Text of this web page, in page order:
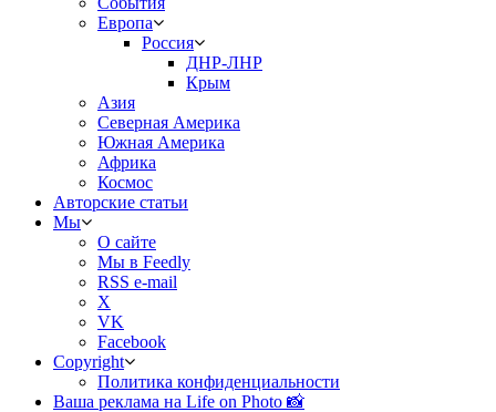
Европа
Россия
ДНР-ЛНР
Крым
Азия
Северная Америка
Южная Америка
Африка
Космос
Авторские статьи
Мы
О сайте
Мы в Feedly
RSS e-mail
X
VK
Facebook
Copyright
Политика конфиденциальности
Ваша реклама на Life on Photo 📸